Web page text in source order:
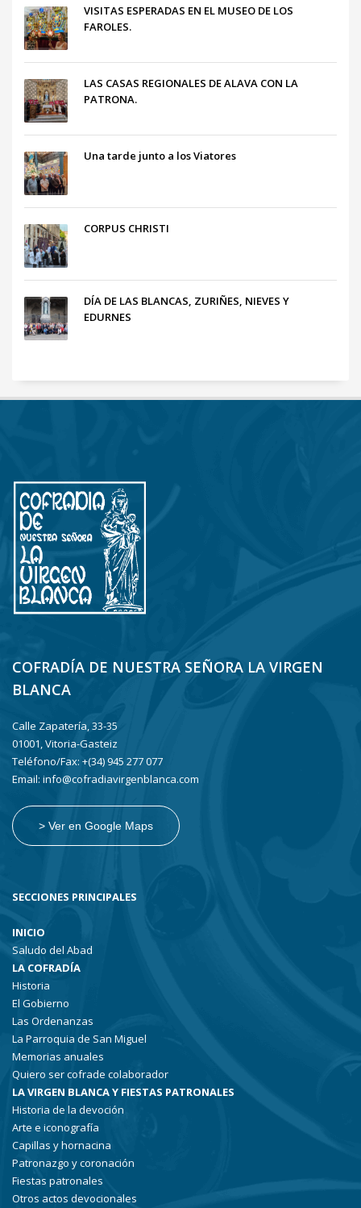
VISITAS ESPERADAS EN EL MUSEO DE LOS
FAROLES.
LAS CASAS REGIONALES DE ALAVA CON LA
PATRONA.
Una tarde junto a los Viatores
CORPUS CHRISTI
DÍA DE LAS BLANCAS, ZURIÑES, NIEVES Y
EDURNES
COFRADÍA DE NUESTRA SEÑORA LA VIRGEN
BLANCA
Calle Zapatería, 33-35
01001, Vitoria-Gasteiz
Teléfono/Fax: +(34) 945 277 077
Email: info@cofradiavirgenblanca.com
> Ver en Google Maps
SECCIONES PRINCIPALES
INICIO
Saludo del Abad
LA COFRADÍA
Historia
El Gobierno
Las Ordenanzas
La Parroquia de San Miguel
Memorias anuales
Quiero ser cofrade colaborador
LA VIRGEN BLANCA Y FIESTAS PATRONALES
Historia de la devoción
Arte e iconografía
Capillas y hornacina
Patronazgo y coronación
Fiestas patronales
Otros actos devocionales